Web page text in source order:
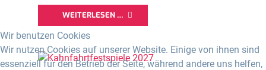
WEITERLESEN …
Wir benutzen Cookies
Wir nutzen Cookies auf unserer Website. Einige von ihnen sind
essenziell für den Betrieb der Seite, während andere uns helfen,